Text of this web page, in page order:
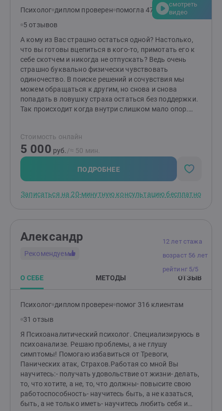
смотреть
видео
Психолог диплом проверен помогла 47 клиентам
5 отзывов
А кому из Вас страшно остаться одной? Настолько,
что вы готовы вцепиться в кого-то, примотать его к
себе скотчем и никогда не отпускать? Ведь очень
страшно буквально физически чувствовать
одиночество. В поиске решений и сочувствия мы
можем обращаться к другим, но снова и снова
попадать в ловушку страха остаться без поддержки.
Так происходит когда внутри слишком мало опор.
беспомощными. Я долго изучала психологию,
помогала женщинам, которые столкнулись с такой
проблемой, и вот что я поняла. Важно уметь не
только создавать, поддерживать и вкладывать в
отношения, но и получать обратно, ощущать себя в
партнерами можно создать такие отношения.
отношений? Что из происходящего с Вами сейчас,
на пути к семейной жизни очень важно прожить все
свои страхи и состояния и не потеряться в них.
Успешно пройти их насквозь можно, когда Вас за
руку держит человек, который знает, что с этим
Майя Александровна, я индивидуальный и семейный
психолог. Выбрала для работы психоаналитический
длительную работу.
Стоимость онлайн
5 000 руб. /≈ 50 мин.
ПОДРОБНЕЕ
Записаться на 20-минутную консультацию бесплатно
12 лет стажа
возраст 56 лет
рейтинг 5/5
Александр
Рекомендуем
О СЕБЕ МЕТОДЫ ОТЗЫВ
Психолог диплом проверен помог 316 клиентам
31 отзыв
Я Психоаналитический психолог. Специализируюсь в
психоанализе. Решаю проблемы, а не глушу
симптомы! Помогаю избавиться от Тревоги,
Панических атак, Страхов.Работая со мной Вы
научитесь:- получать удовольствие от жизни- делать,
то, что хотите, а не, то, что должны- повысите свою
работоспособность- научитесь быть, а не казаться,
быть, а не только иметь- научитесь любить себя и